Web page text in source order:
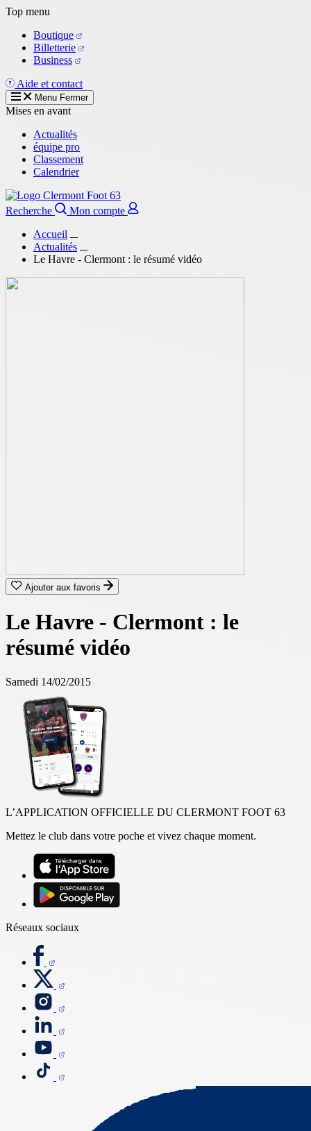
Aller
contenu
principal
Top menu
Boutique
Billetterie
Business
Aide et contact
Menu Fermer
Mises en avant
Actualités
équipe pro
Classement
Calendrier
Recherche
Mon compte
Accueil
Actualités
Le Havre - Clermont : le résumé vidéo
Ajouter aux favoris
Le Havre - Clermont : le
résumé vidéo
Samedi 14/02/2015
L’APPLICATION OFFICIELLE DU CLERMONT FOOT 63
Mettez le club dans votre poche et vivez chaque moment.
Réseaux sociaux